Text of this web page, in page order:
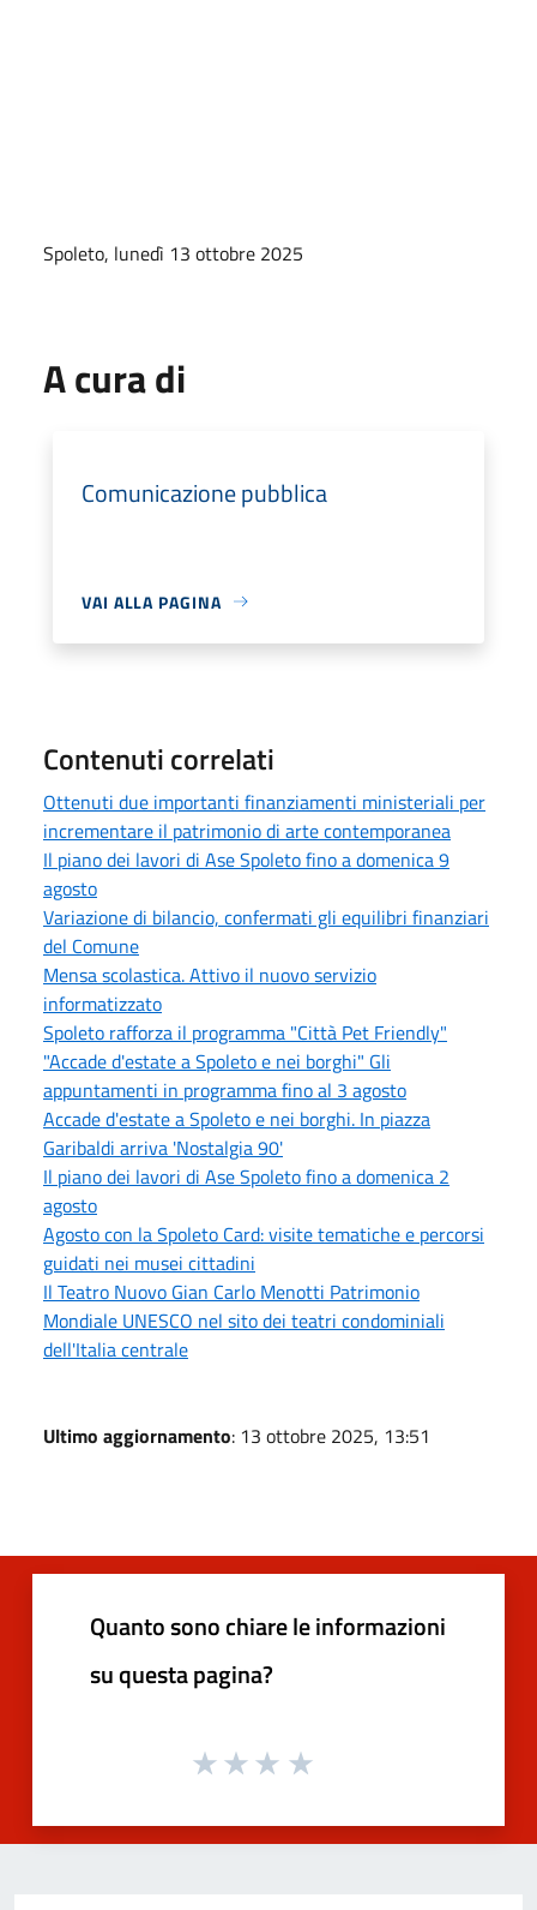
Spoleto, lunedì 13 ottobre 2025
A cura di
Comunicazione pubblica
VAI ALLA PAGINA
Contenuti correlati
Ottenuti due importanti finanziamenti ministeriali per
incrementare il patrimonio di arte contemporanea
Il piano dei lavori di Ase Spoleto fino a domenica 9
agosto
Variazione di bilancio, confermati gli equilibri finanziari
del Comune
Mensa scolastica. Attivo il nuovo servizio
informatizzato
Spoleto rafforza il programma "Città Pet Friendly"
"Accade d'estate a Spoleto e nei borghi" Gli
appuntamenti in programma fino al 3 agosto
Accade d'estate a Spoleto e nei borghi. In piazza
Garibaldi arriva 'Nostalgia 90'
Il piano dei lavori di Ase Spoleto fino a domenica 2
agosto
Agosto con la Spoleto Card: visite tematiche e percorsi
guidati nei musei cittadini
Il Teatro Nuovo Gian Carlo Menotti Patrimonio
Mondiale UNESCO nel sito dei teatri condominiali
dell'Italia centrale
Ultimo aggiornamento: 13 ottobre 2025, 13:51
Quanto sono chiare le informazioni
su questa pagina?